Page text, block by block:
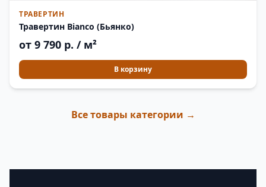
ТРАВЕРТИН
Травертин Bianco (Бьянко)
от 9 790 р. / м²
В корзину
Все товары категории →